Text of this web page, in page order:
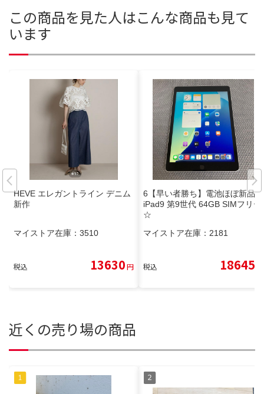
この商品を見た人はこんな商品も見て
います
HEVE エレガントライン デニム
新作
マイストア在庫： 3510
税込 13630円
6【早い者勝ち】電池ほぼ新品☆
iPad9 第9世代 64GB SIMフリー
☆
マイストア在庫： 2181
税込 18645
近くの売り場の商品